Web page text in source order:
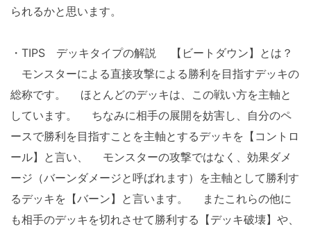
られるかと思います。
・TIPS デッキタイプの解説 【ビートダウン】とは？
モンスターによる直接攻撃による勝利を目指すデッキの
総称です。 ほとんどのデッキは、この戦い方を主軸と
しています。 ちなみに相手の展開を妨害し、自分のペ
ースで勝利を目指すことを主軸とするデッキを【コントロ
ール】と言い、 モンスターの攻撃ではなく、効果ダメ
ージ（バーンダメージと呼ばれます）を主軸として勝利す
るデッキを【バーン】と言います。 またこれらの他に
も相手のデッキを切れさせて勝利する【デッキ破壊】や、